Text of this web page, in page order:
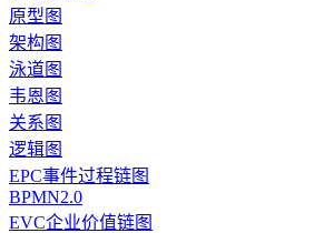
原型图
架构图
泳道图
韦恩图
关系图
逻辑图
EPC事件过程链图
BPMN2.0
EVC企业价值链图